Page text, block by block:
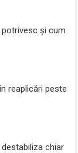
potrivesc și cum
reaplicări peste
chiar